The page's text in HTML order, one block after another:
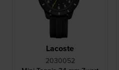
Lacoste
2030052